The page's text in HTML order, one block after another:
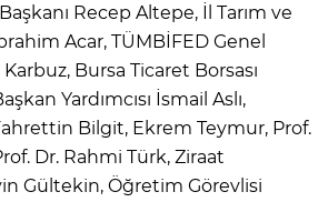
Recep Altepe, İl Tarım ve
Acar, TÜMBİFED Genel
Bursa Ticaret Borsası
Yardımcısı İsmail Aslı,
Bilgit, Ekrem Teymur, Prof.
Dr. Rahmi Türk, Ziraat
Gültekin, Öğretim Görevlisi